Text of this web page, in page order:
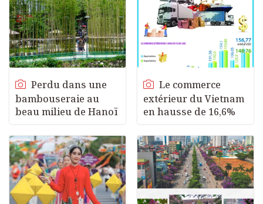
Perdu dans une
bambouseraie au
beau milieu de Hanoï
Le commerce
extérieur du Vietnam
en hausse de 16,6%